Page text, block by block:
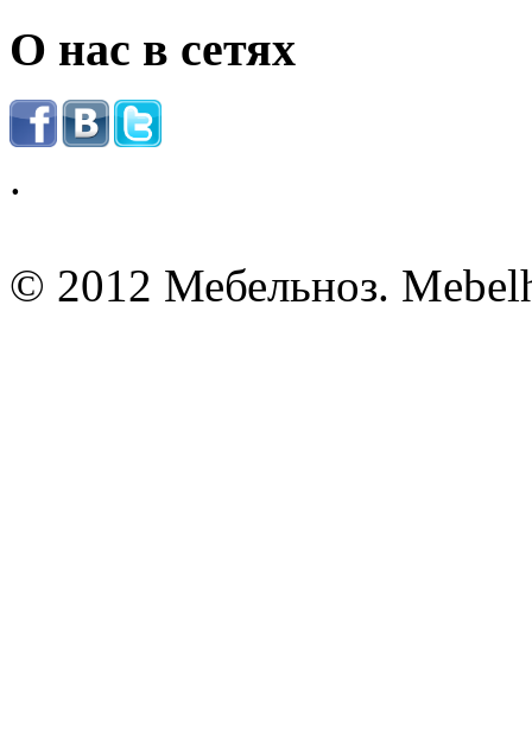
О нас в сетях
.
© 2012 Мебельноз.